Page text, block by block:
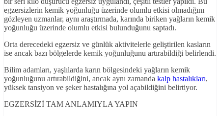
egzersizlerin kemik yoğunluğu üzerinde olumlu etkisi olmadığını
gözleyen uzmanlar, aynı araştırmada, karında biriken yağların kemik
yoğunluğu üzerinde olumlu etkisi bulunduğunu saptadı.
Orta derecedeki egzersiz ve günlük aktivitelerle geliştirilen kasların
ise ancak bazı bölgelerde kemik yoğunluğunu artırabildiği belirlendi.
Bilim adamları, yaşlılarda karın bölgesindeki yağların kemik
yoğunluğunu artırabildiğini, ancak aynı zamanda kalp hastalıkları,
yüksek tansiyon ve şeker hastalığına yol açabildiğini belirtiyor.
EGZERSİZİ TAM ANLAMIYLA YAPIN